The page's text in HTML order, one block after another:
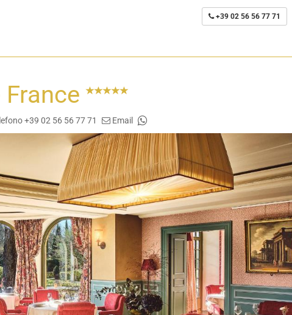
+39 02 56 56 77 71
France
+39 02 56 56 77 71 Email